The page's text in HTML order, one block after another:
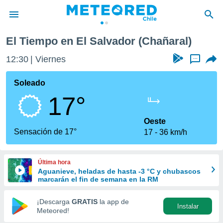
de
por
que se
calidad.
a este
las
y
forma
digital
basada
El Tiempo en El Salvador (Chañaral)
12:30 Viernes ...
Soleado
17°
Sensación de 17°
Oeste
17
36 km/h
Última hora
Aguanieve, heladas de hasta -3 °C y chubascos
marcarán el fin de semana en la RM
¡Descarga GRATIS la app de
Meteored!
Instalar